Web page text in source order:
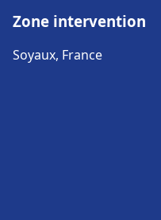
Zone intervention
Soyaux, France